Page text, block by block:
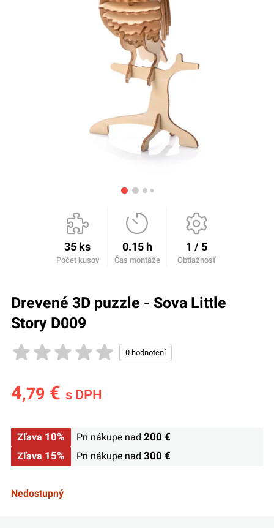
35 ks
Počet kusov
0.15 h
Čas montáže
1 / 5
Obtiažnosť
Drevené 3D puzzle - Sova Little
Story D009
4,79 € s DPH
Zľava 10% Pri nákupe nad200 €
Zľava 15% Pri nákupe nad300 €
Nedostupný